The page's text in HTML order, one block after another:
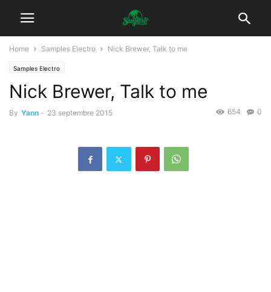
Home Samples Electro Nick Brewer, Talk to me
Samples Electro
Nick Brewer, Talk to me
By Yann - 23 septembre 2015 0
654